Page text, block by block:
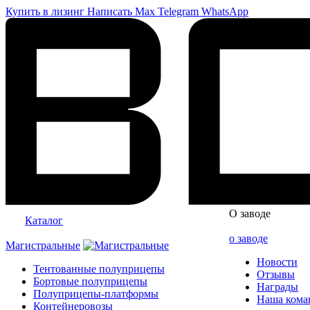
Купить в лизинг Написать Max Telegram WhatsApp
Каталог
Магистральные
Тентованные полуприцепы
Бортовые полуприцепы
Полуприцепы-платформы
Контейнеровозы
О заводе
о заводе
Новости
Отзывы
Награды
Наша